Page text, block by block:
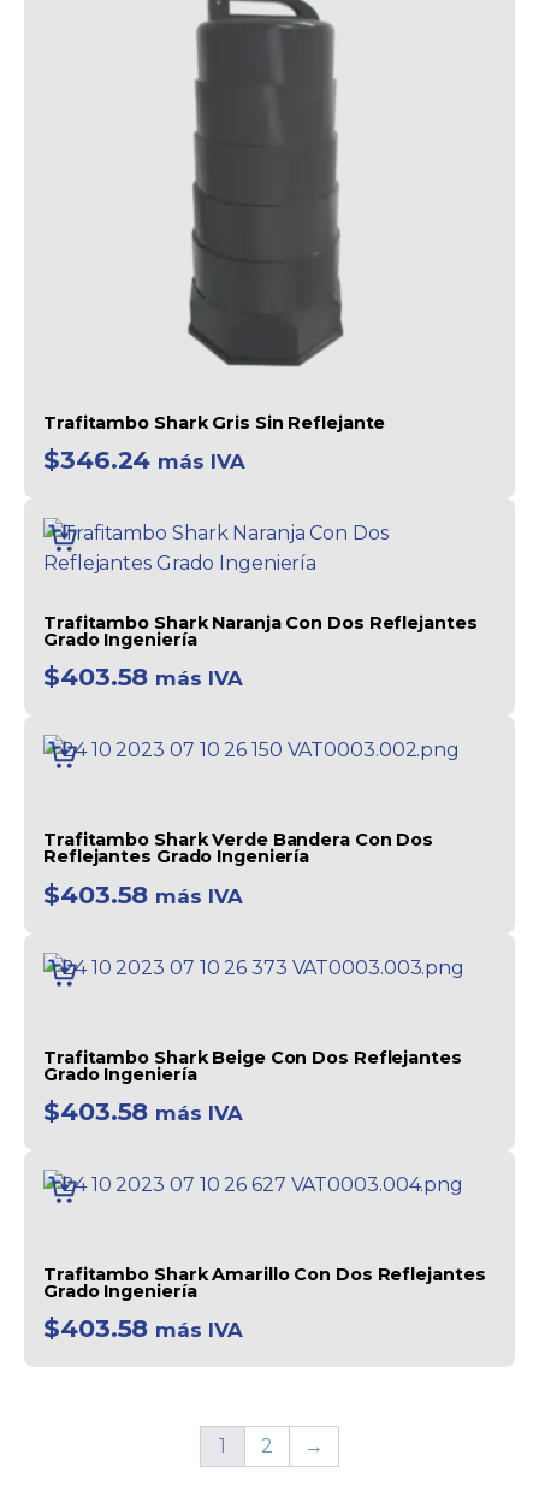
Trafitambo Shark Gris Sin Reflejante
$346.24 más IVA
Trafitambo Shark Naranja Con Dos Reflejantes
Grado Ingeniería
$403.58 más IVA
AÑADIR
AL
CARRITO
Trafitambo Shark Verde Bandera Con Dos
Reflejantes Grado Ingeniería
$403.58 más IVA
AÑADIR
AL
CARRITO
Trafitambo Shark Beige Con Dos Reflejantes
Grado Ingeniería
$403.58 más IVA
AÑADIR
AL
CARRITO
Trafitambo Shark Amarillo Con Dos Reflejantes
Grado Ingeniería
$403.58 más IVA
AÑADIR
AL
CARRITO
1 2 →